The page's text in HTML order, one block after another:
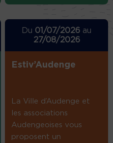
Du 01/07/2026 au
27/08/2026
Estiv’Audenge
La Ville d’Audenge et
les associations
Audengeoises vous
proposent un